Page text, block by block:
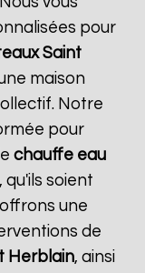
pour
Saint
maison
Notre
pour
chauffe eau
, qu'ils soient
une
de
Herblain, ainsi